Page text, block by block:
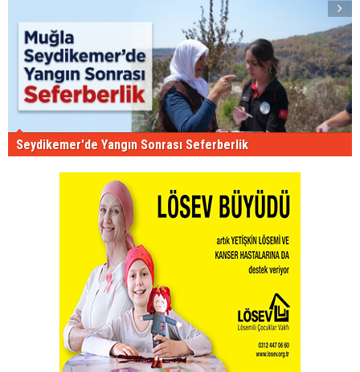
Seydikemer'de Yangın Sonrası Seferberlik